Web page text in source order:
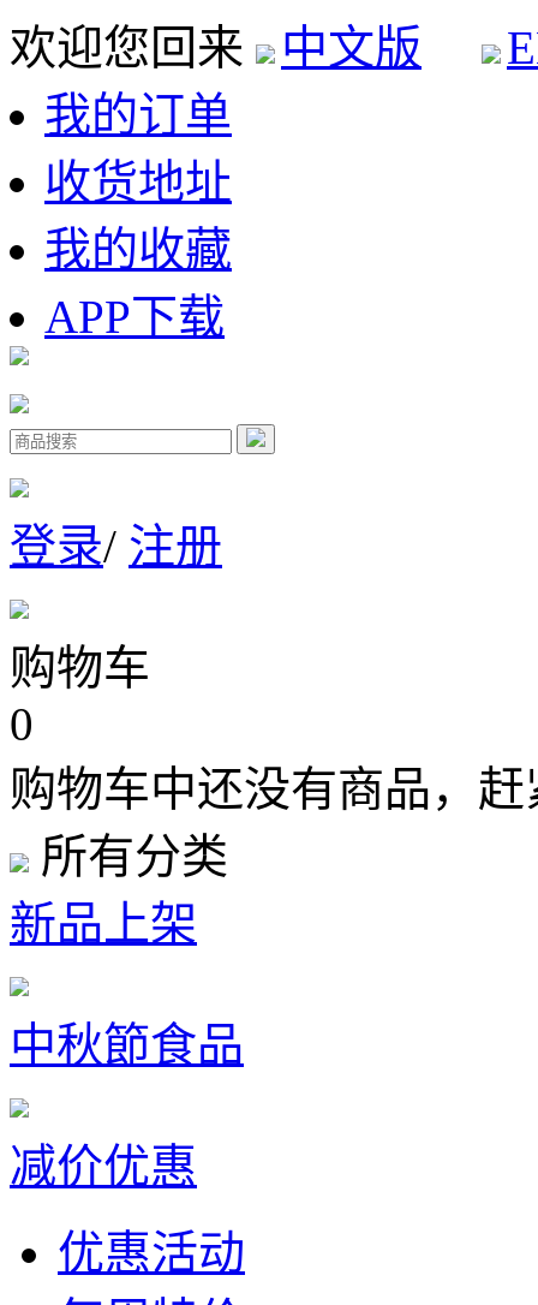
欢迎您回来 中文版
我的订单
收货地址
我的收藏
APP下载
登录/ 注册
购物车
0
购物车中还没有商品，
所有分类
新品上架
中秋節食品
减价优惠
优惠活动